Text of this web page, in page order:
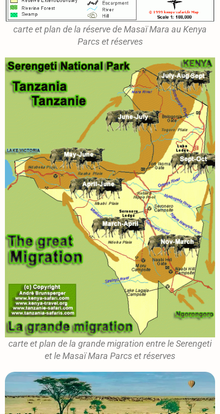
carte et plan de la réserve de Masaï Mara au Kenya
Parcs et réserves
carte et plan de la grande migration entre le Serengeti
et le Masaï Mara Parcs et réserves